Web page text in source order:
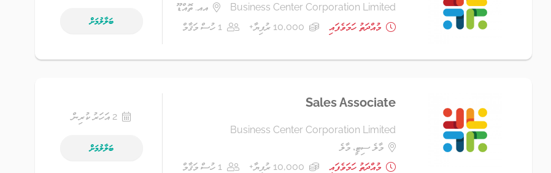
Business Center Corporation Limited
އއ. ތޮއްޑޫ
މުއްދަތު ހަމަވެފައި
10,000 ރުފިޔާ+ 1 ހުސް މަޤާމް
ބަލާލުމަށް
Sales Associate
Business Center Corporation Limited
މާލެ ސިޓީ، މާލެ
މުއްދަތު ހަމަވެފައި
10,000 ރުފިޔާ+ 1 ހުސް މަޤާމް
2 އަހަރު ކުރިން
ބަލާލުމަށް